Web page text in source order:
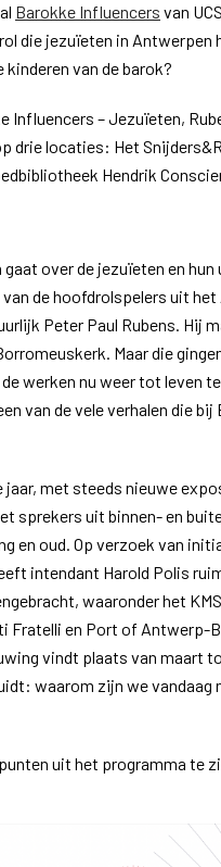
Barokke Influencers van
die jezuïeten in Antwerpen
van de barok?
Influencers – Jezuïeten,
drie locaties: Het
Hendrik
over de jezuïeten en hun
de hoofdrolspelers uit
Peter Paul Rubens. Hij
Maar die
werken nu weer tot leven
van de vele verhalen die bij
met steeds nieuwe
sprekers uit binnen- en
en oud. Op verzoek van
intendant Harold Polis
waaronder het
Fratelli en Port of Antwerp-
vindt plaats van maart
waarom zijn we vandaag
uit het programma te